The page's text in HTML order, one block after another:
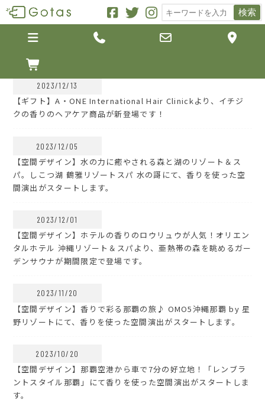
検索
   

2023/12/13
【ギフト】A・ONE International Hair Clinickより、イチジ
クの香りのヘアケア商品が新登場です！
2023/12/05
【空間デザイン】水の力に癒やされる森と湖のリゾート＆ス
パ。しこつ湖 鶴雅リゾートスパ 水の謌にて、香りを使った空
間演出がスタートします。
2023/12/01
【空間デザイン】ホテルの香りのロウリュウが人気！オリエン
タルホテル 沖縄リゾート＆スパより、亜熱帯の森を眺めるガー
デンサウナが期間限定で登場です。
2023/11/20
【空間デザイン】香りで彩る那覇の旅♪ OMO5沖縄那覇 by 星
野リゾートにて、香りを使った空間演出がスタートします。
2023/10/20
【空間デザイン】那覇空港から車で7分の好立地！「レンブラ
ントスタイル那覇」にて香りを使った空間演出がスタートしま
す。